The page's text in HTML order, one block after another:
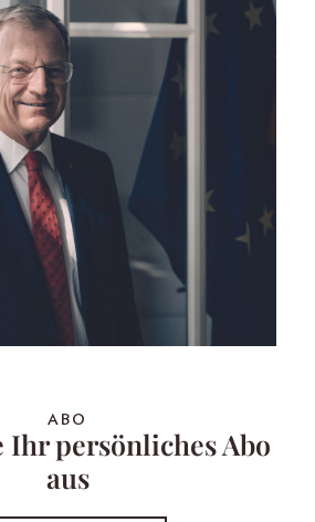
ABO
Ihr persönliches Abo
aus